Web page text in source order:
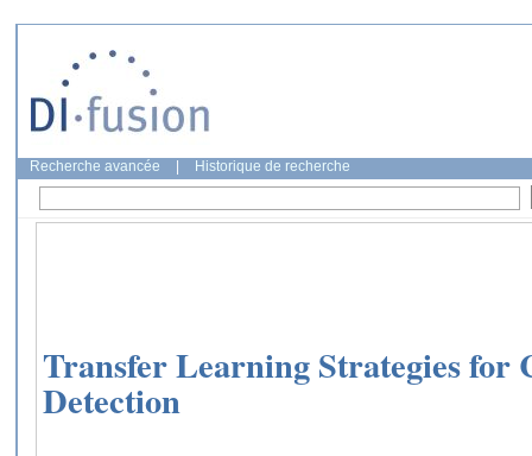
Recherche avancée Historique de recherche
Transfer Learning Strategies
Detection